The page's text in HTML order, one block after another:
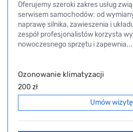
Oferujemy szeroki zakres usług
serwisem samochodów: od
naprawę silnika, zawieszenia i
zespół profesjonalistów korzysta
nowoczesnego sprzętu i zapewnia...
Ozonowanie klimatyzacji
200 zł
Umów wizytę